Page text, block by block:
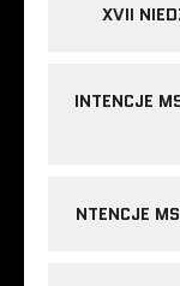
XVII
INTENCJE
NTENCJE